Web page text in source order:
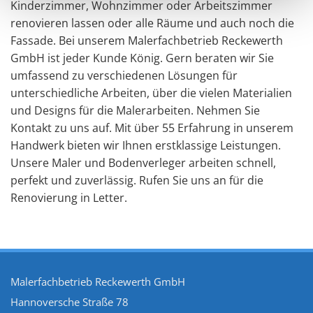
Kinderzimmer, Wohnzimmer oder Arbeitszimmer
renovieren lassen oder alle Räume und auch noch die
Fassade. Bei unserem Malerfachbetrieb Reckewerth
GmbH ist jeder Kunde König. Gern beraten wir Sie
umfassend zu verschiedenen Lösungen für
unterschiedliche Arbeiten, über die vielen Materialien
und Designs für die Malerarbeiten. Nehmen Sie
Kontakt zu uns auf. Mit über 55 Erfahrung in unserem
Handwerk bieten wir Ihnen erstklassige Leistungen.
Unsere Maler und Bodenverleger arbeiten schnell,
perfekt und zuverlässig. Rufen Sie uns an für die
Renovierung in Letter.
Malerfachbetrieb Reckewerth GmbH
Hannoversche Straße 78